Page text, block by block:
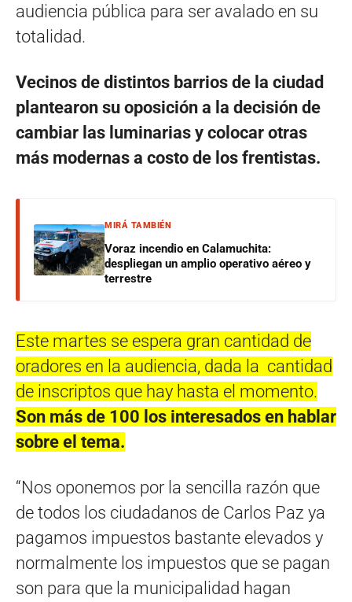
audiencia pública para ser avalado en su
totalidad.
Vecinos de distintos barrios de la ciudad
plantearon su oposición a la decisión de
cambiar las luminarias y colocar otras
más modernas a costo de los frentistas.
MIRÁ TAMBIÉN
Voraz incendio en Calamuchita:
despliegan un amplio operativo aéreo y
terrestre
Este martes se espera gran cantidad de
oradores en la audiencia, dada la cantidad
de inscriptos que hay hasta el momento.
Son más de 100 los interesados en hablar
sobre el tema.
“Nos oponemos por la sencilla razón que
de todos los ciudadanos de Carlos Paz ya
pagamos impuestos bastante elevados y
normalmente los impuestos que se pagan
son para que la municipalidad hagan